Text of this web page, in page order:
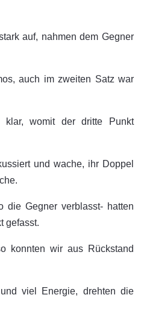
auf, nahmen dem Gegner
auch im zweiten Satz war
womit der dritte Punkt
und wache, ihr Doppel
die Gegner verblasst- hatten
gefasst.
konnten wir aus Rückstand
viel Energie, drehten die